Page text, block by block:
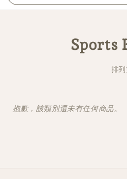
Sports
排
抱歉，該類別還未有任何商品。